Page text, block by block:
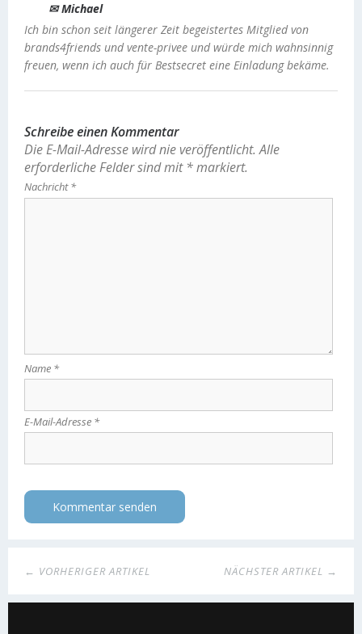
✉ Michael
Ich bin schon seit längerer Zeit begeistertes Mitglied von
brands4friends und vente-privee und würde mich wahnsinnig
freuen, wenn ich auch für Bestsecret eine Einladung bekäme.
Schreibe einen Kommentar
Die E-Mail-Adresse wird nie veröffentlicht. Alle
erforderliche Felder sind mit *markiert.
Nachricht*
Name *
E-Mail-Adresse *
NÄCHSTER ARTIKEL →
← VORHERIGER ARTIKEL